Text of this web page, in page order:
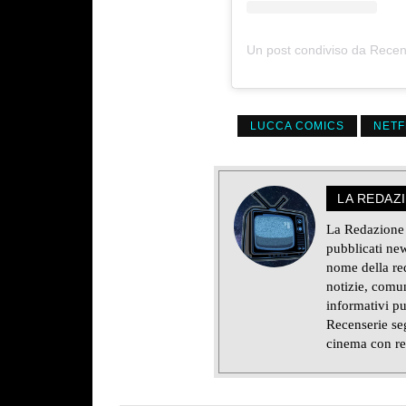
Un post condiviso da
LUCCA COMICS
LA
La
pubblicati
nome della
notizie,
informativi
Recenserie
cinema con